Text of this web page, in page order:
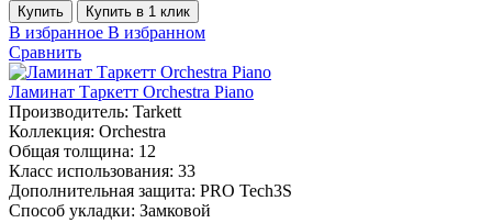
Купить Купить в 1 клик
В избранное В избранном
Сравнить
Ламинат Таркетт Orchestra Piano
Производитель: Tarkett
Коллекция: Orchestra
Общая толщина: 12
Класс использования: 33
Дополнительная защита: PRO Tech3S
Способ укладки: Замковой